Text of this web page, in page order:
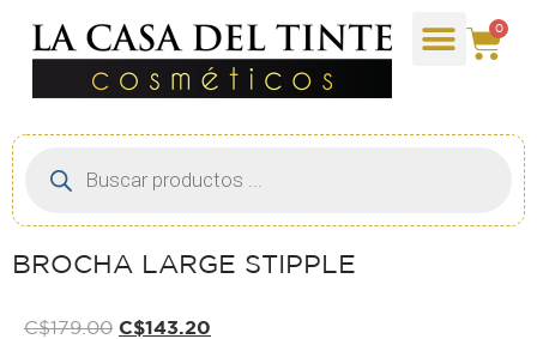
0
BROCHA LARGE STIPPLE
C$179.00 C$143.20